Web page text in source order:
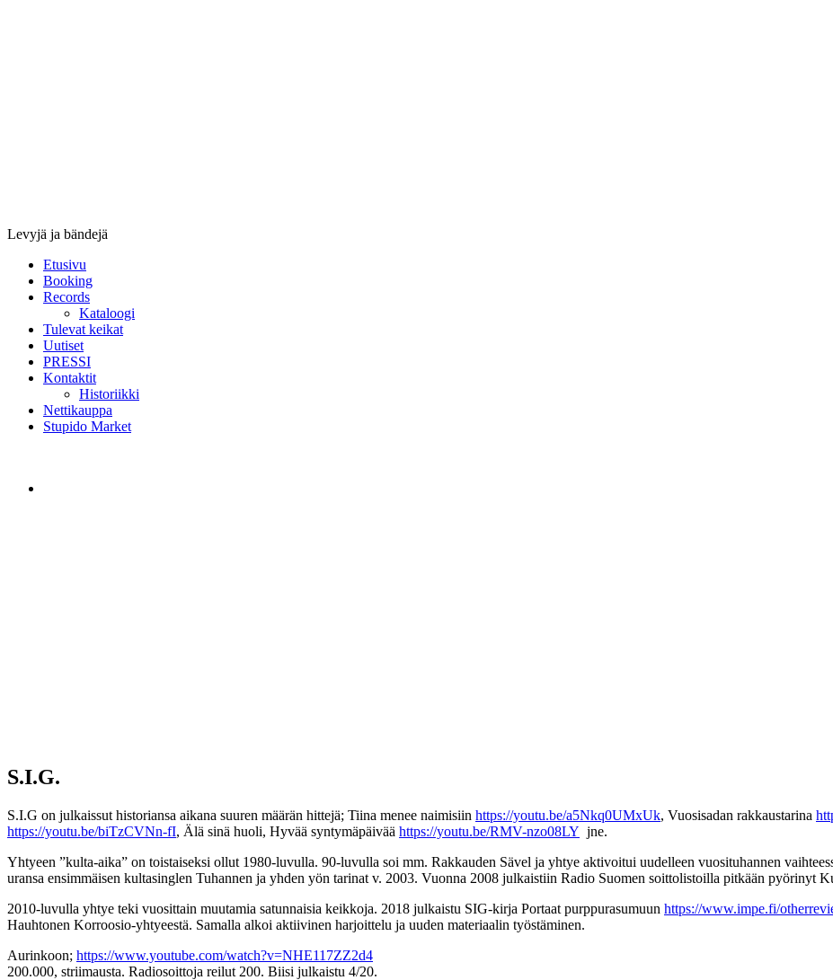
Levyjä ja bändejä
Etusivu
Booking
Records
Kataloogi
Tulevat keikat
Uutiset
PRESSI
Kontaktit
Historiikki
Nettikauppa
Stupido Market
S.I.G.
S.I.G on julkaissut historiansa aikana suuren määrän hittejä; Tiina menee naimisiin https://youtu.be/a5Nkq0UMxUk, Vuosisadan rakkaustarina
https://youtu.be/biTzCVNn-fI, Älä sinä huoli, Hyvää syntymäpäivää https://youtu.be/RMV-nzo08LY jne.
Yhtyeen ”kulta-aika” on toistaiseksi ollut 1980-luvulla. 90-luvulla soi mm. Rakkauden Sävel ja yhtye aktivoitui uudelleen vuosituhannen
uransa ensimmäisen kultasinglen Tuhannen ja yhden yön tarinat v. 2003. Vuonna 2008 julkaistiin Radio Suomen soittolistoilla pitkään pyörinyt
2010-luvulla yhtye teki vuosittain muutamia satunnaisia keikkoja. 2018 julkaistu SIG-kirja Portaat purppurasumuun https://www.impe.fi/
Hauhtonen Korroosio-yhtyeestä. Samalla alkoi aktiivinen harjoittelu ja uuden materiaalin työstäminen.
Aurinkoon; https://www.youtube.com/watch?v=NHE117ZZ2d4
200.000, striimausta. Radiosoittoja reilut 200. Biisi julkaistu 4/20.